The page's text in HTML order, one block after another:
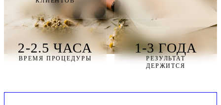
2-2.5 ЧАСА
ВРЕМЯ ПРОЦЕДУРЫ
1-3 ГОДА
РЕЗУЛЬТАТ
ДЕРЖИТСЯ